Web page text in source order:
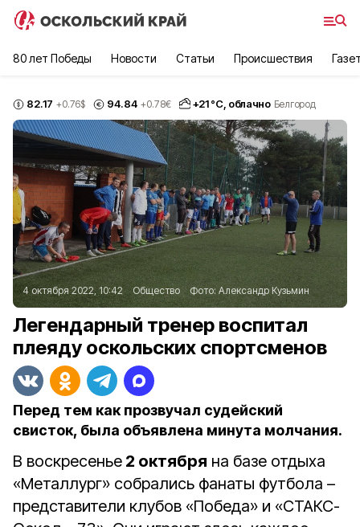
80 лет Победы Новости Статьи Происшествия
82.17 +0.76$ 94.84 +0.78€ +21°С, облачно Белгород
4 октября 2022, 10:42 Общество Фото: Александр Кузьмин
Легендарный тренер воспитал
плеяду оскольских спортсменов
Перед тем как прозвучал судейский
свисток, была объявлена минута молчания.
В воскресенье 2 октября на базе отдыха
«Металлург» собрались фанаты футбола –
представители клубов «Победа» и «СТАКС-